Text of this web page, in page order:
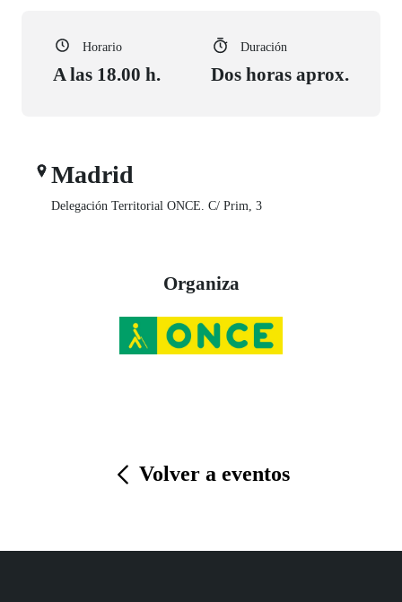
Horario
A las 18.00 h.
Duración
Dos horas aprox.
Madrid
Delegación Territorial ONCE. C/ Prim, 3
Organiza
Volver a eventos